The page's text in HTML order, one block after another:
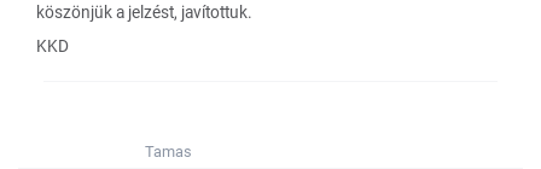
köszönjük a jelzést, javítottuk.
KKD
Tamas